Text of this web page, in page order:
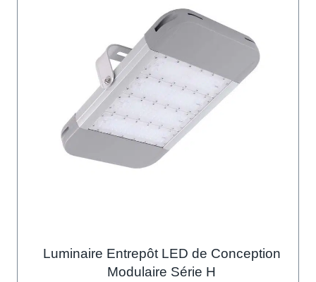
Luminaire Entrepôt LED de Conception
Modulaire Série H